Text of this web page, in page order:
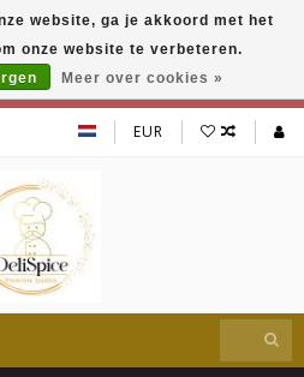
Indian grocery shop with
Suhana, DeliSpice
more !!!
EUR
website, ga je akkoord met het
onze website te verbeteren.
Meer over cookies »